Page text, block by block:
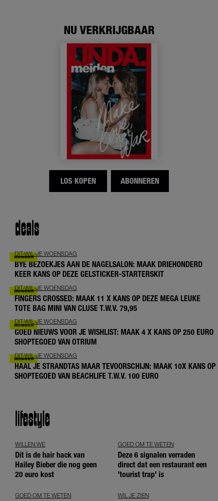
NU VERKRIJGBAAR
LOS KOPEN ABONNEREN
deals
DIT-WIL-JE WOENSDAG
BYE BEZOEKJES AAN DE NAGELSALON: MAAK DRIEHONDERD
KEER KANS OP DEZE GELSTICKER-STARTERSKIT
DIT-WIL-JE WOENSDAG
FINGERS CROSSED: MAAK 11 X KANS OP DEZE MEGA LEUKE
TOTE BAG MINI VAN CLUSE T.W.V. 79,95
DIT-WIL-JE WOENSDAG
GOED NIEUWS VOOR JE WISHLIST: MAAK 4 X KANS OP 250 EURO
SHOPTEGOED VAN OTRIUM
DIT-WIL-JE WOENSDAG
HAAL JE STRANDTAS MAAR TEVOORSCHIJN: MAAK 10X KANS OP
SHOPTEGOED VAN BEACHLIFE T.W.V. 100 EURO
lifestyle
WILLEN WE
Dít is de hair hack van
Hailey Bieber die nog geen
20 euro kost
GOED OM TE WETEN
Deze 6 signalen verraden
direct dat een restaurant een
'tourist trap' is
GOED OM TE WETEN WIL JE ZIEN